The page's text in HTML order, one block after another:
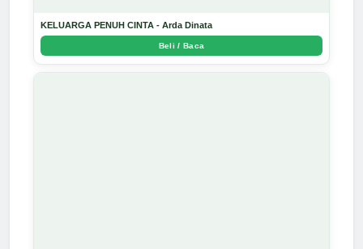
KELUARGA PENUH CINTA - Arda Dinata
Beli / Baca